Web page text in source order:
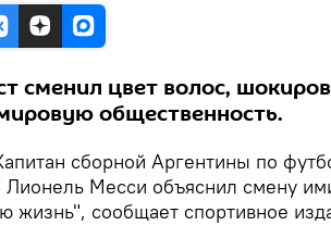
сменил цвет волос,
общественность.
сборной Аргентины по
Месси объяснил смену
жизнь", сообщает спортивное